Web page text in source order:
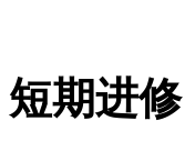
短期进